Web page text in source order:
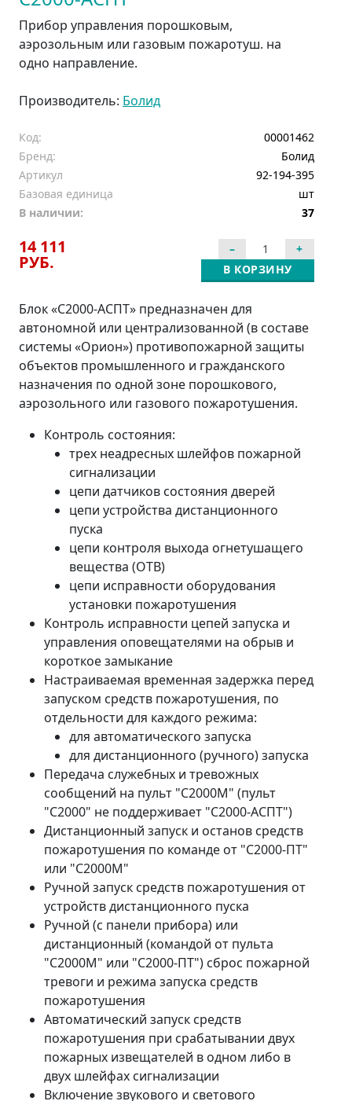
Прибор управления порошковым,
аэрозольным или газовым пожаротуш. на
одно направление.
Производитель: Болид
Код:
00001462
Бренд:
Болид
Артикул
92-194-395
Базовая единица
шт
В наличии:
37
14 111
РУБ. В КОРЗИНУ
Блок «С2000-АСПТ» предназначен для
автономной или централизованной (в составе
системы «Орион») противопожарной защиты
объектов промышленного и гражданского
назначения по одной зоне порошкового,
аэрозольного или газового пожаротушения.
Контроль состояния:
трех неадресных шлейфов пожарной
сигнализации
цепи датчиков состояния дверей
цепи устройства дистанционного
пуска
цепи контроля выхода огнетушащего
вещества (ОТВ)
цепи исправности оборудования
установки пожаротушения
Контроль исправности цепей запуска и
управления оповещателями на обрыв и
короткое замыкание
Настраиваемая временная задержка перед
запуском средств пожаротушения, по
отдельности для каждого режима:
для автоматического запуска
для дистанционного (ручного) запуска
Передача служебных и тревожных
сообщений на пульт "С2000М" (пульт
"С2000" не поддерживает "С2000-АСПТ")
Дистанционный запуск и останов средств
пожаротушения по команде от "С2000-ПТ"
или "С2000М"
Ручной запуск средств пожаротушения от
устройств дистанционного пуска
Ручной (с панели прибора) или
дистанционный (командой от пульта
"С2000М" или "С2000-ПТ") сброс пожарной
тревоги и режима запуска средств
пожаротушения
Автоматический запуск средств
пожаротушения при срабатывании двух
пожарных извещателей в одном либо в
двух шлейфах сигнализации
Включение звукового и светового